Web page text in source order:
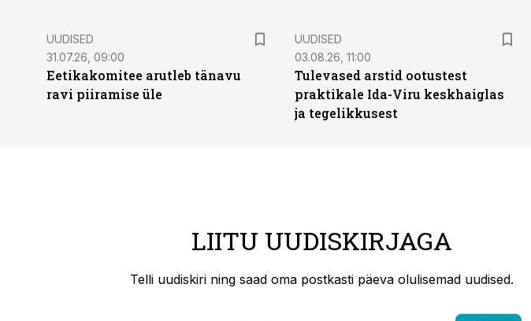
UUDISED
31.07.26, 09:00
Eetikakomitee arutleb tänavu
ravi piiramise üle
UUDISED
03.08.26, 11:00
Tulevased arstid ootustest
praktikale Ida-Viru keskhaiglas
ja tegelikkusest
LIITU UUDISKIRJAGA
Telli uudiskiri ning saad oma postkasti päeva olulisemad uudised.